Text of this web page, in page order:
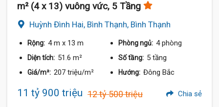
m² (4 x 13) vuông vức, 5 Tầng
Huỳnh Đình Hai, Bình Thạnh, Bình Thạnh
Rộng: 4 m x 13 m Phòng ngủ: 4 phòng
Diện tích: 51.6 m² Số tầng: 5 tầng
Giá/m²: 207 triệu/m² Hướng: Đông Bắc
11 tỷ 900 triệu 12 tỷ 500 triệu Chia sẻ